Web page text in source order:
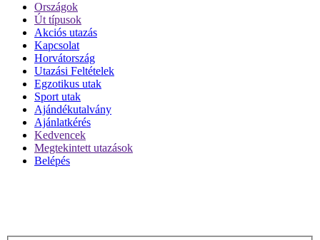
Országok
Út típusok
Akciós utazás
Kapcsolat
Horvátország
Utazási Feltételek
Egzotikus utak
Sport utak
Ajándékutalvány
Ajánlatkérés
Kedvencek
Megtekintett utazások
Belépés